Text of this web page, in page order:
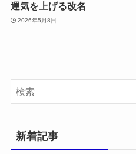
運気を上げる改名
2026年5月8日
新着記事